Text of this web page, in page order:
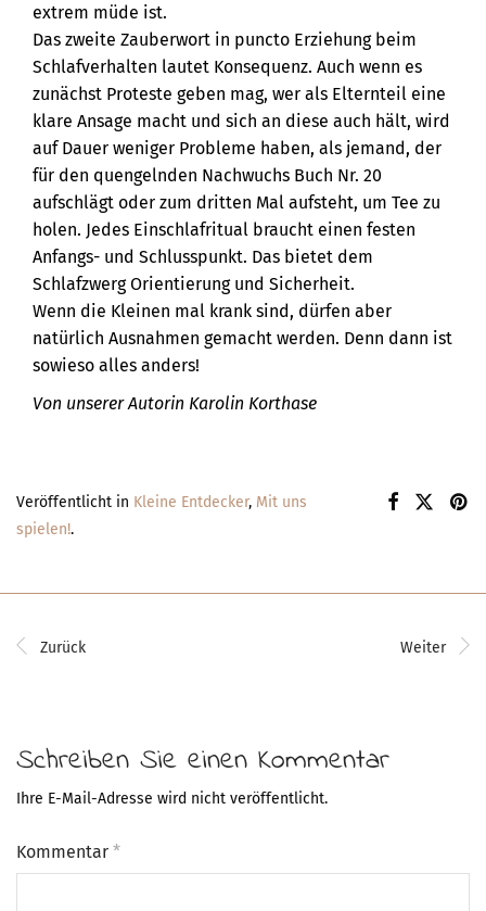
extrem müde ist.
Das zweite Zauberwort in puncto Erziehung beim
Schlafverhalten lautet Konsequenz. Auch wenn es
zunächst Proteste geben mag, wer als Elternteil eine
klare Ansage macht und sich an diese auch hält, wird
auf Dauer weniger Probleme haben, als jemand, der
für den quengelnden Nachwuchs Buch Nr. 20
aufschlägt oder zum dritten Mal aufsteht, um Tee zu
holen. Jedes Einschlafritual braucht einen festen
Anfangs- und Schlusspunkt. Das bietet dem
Schlafzwerg Orientierung und Sicherheit.
Wenn die Kleinen mal krank sind, dürfen aber
natürlich Ausnahmen gemacht werden. Denn dann ist
sowieso alles anders!
Von unserer Autorin Karolin Korthase
Veröffentlicht in Kleine Entdecker, Mit uns
spielen!.
Zurück Weiter
Schreiben Sie einen Kommentar
Ihre E-Mail-Adresse wird nicht veröffentlicht.
Kommentar *